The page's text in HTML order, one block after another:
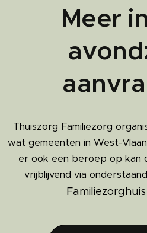
Meer
Thuiszorg Familiezorg
wat gemeenten in West-
er ook een beroep op kan
vrijblijvend via
Familiezorghuis